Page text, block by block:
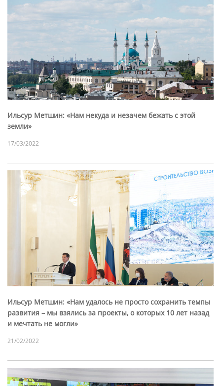
Ильсур Метшин: «Нам некуда и незачем бежать с этой
земли»
17/03/2022
Ильсур Метшин: «Нам удалось не просто сохранить темпы
развития – мы взялись за проекты, о которых 10 лет назад
и мечтать не могли»
21/02/2022